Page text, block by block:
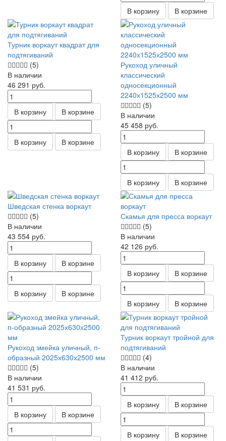
В корзину В корзине
Турник воркаут квадрат для
подтягиваний
(5)
В наличии
46 291 руб.
В корзину В корзине
В корзину В корзине
Рукоход уличный
классический
односекционный
2240х1525х2500 мм
(5)
В наличии
45 458 руб.
В корзину В корзине
В корзину В корзине
Шведская стенка воркаут
(5)
В наличии
43 554 руб.
В корзину В корзине
В корзину В корзине
Скамья для пресса воркаут
(5)
В наличии
42 126 руб.
В корзину В корзине
В корзину В корзине
Рукоход змейка уличный, п-
образный 2025х630х2500 мм
(5)
В наличии
41 531 руб.
В корзину В корзине
Турник воркаут тройной для
подтягиваний
(4)
В наличии
41 412 руб.
В корзину В корзине
В корзину В корзине